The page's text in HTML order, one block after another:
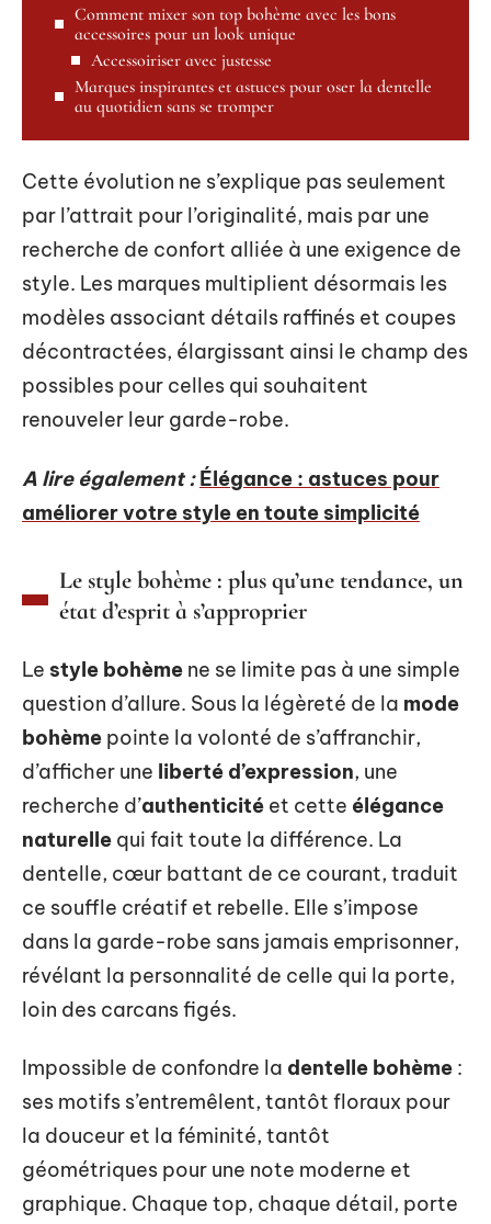
Comment mixer son top bohème avec les bons
accessoires pour un look unique
Accessoiriser avec justesse
Marques inspirantes et astuces pour oser la dentelle
au quotidien sans se tromper
Cette évolution ne s’explique pas seulement
par l’attrait pour l’originalité, mais par une
recherche de confort alliée à une exigence de
style. Les marques multiplient désormais les
modèles associant détails raffinés et coupes
décontractées, élargissant ainsi le champ des
possibles pour celles qui souhaitent
renouveler leur garde-robe.
A lire également : Élégance : astuces pour
améliorer votre style en toute simplicité
Le style bohème : plus qu’une tendance, un
état d’esprit à s’approprier
Le style bohème ne se limite pas à une simple
question d’allure. Sous la légèreté de la mode
bohème pointe la volonté de s’affranchir,
d’afficher une liberté d’expression, une
recherche d’authenticité et cette élégance
naturelle qui fait toute la différence. La
dentelle, cœur battant de ce courant, traduit
ce souffle créatif et rebelle. Elle s’impose
dans la garde-robe sans jamais emprisonner,
révélant la personnalité de celle qui la porte,
loin des carcans figés.
Impossible de confondre la dentelle bohème :
ses motifs s’entremêlent, tantôt floraux pour
la douceur et la féminité, tantôt
géométriques pour une note moderne et
graphique. Chaque top, chaque détail, porte